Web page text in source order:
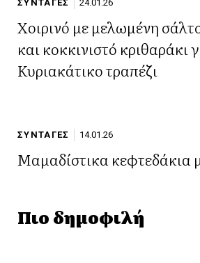
ΣΥΝΤΑΓΕΣ 24.01.26
Χοιρινό με μελωμένη
και κοκκινιστό κριθαράκι
Κυριακάτικο τραπέζι
ΣΥΝΤΑΓΕΣ 14.01.26
Μαμαδίστικα κεφτεδάκια
Πιο δημοφιλή